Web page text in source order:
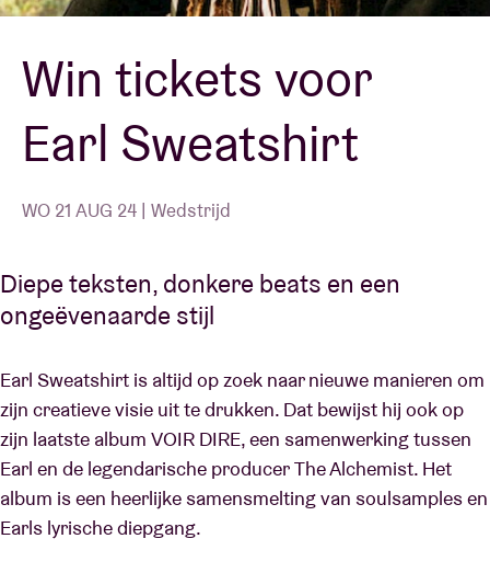
Zaalhuur
BRDCST
ABtv
Concertcheque
Over AB
Contact
Win tickets voor
Earl Sweatshirt
WO 21 AUG 24 | Wedstrijd
Diepe teksten, donkere beats en een
ongeëvenaarde stijl
Earl Sweatshirt is altijd op zoek naar nieuwe manieren om
zijn creatieve visie uit te drukken. Dat bewijst hij ook op
zijn laatste album VOIR DIRE, een samenwerking tussen
Earl en de legendarische producer The Alchemist. Het
album is een heerlijke samensmelting van soulsamples en
Earls lyrische diepgang.